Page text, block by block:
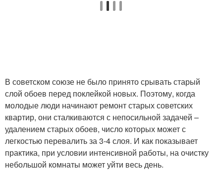
В советском союзе не было принято срывать старый
слой обоев перед поклейкой новых. Поэтому, когда
молодые люди начинают ремонт старых советских
квартир, они сталкиваются с непосильной задачей –
удалением старых обоев, число которых может с
легкостью перевалить за 3-4 слоя. И как показывает
практика, при условии интенсивной работы, на очистку
небольшой комнаты может уйти весь день.